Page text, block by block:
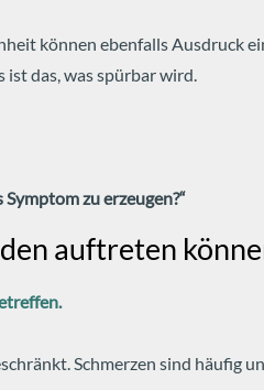
können ebenfalls Ausdruck
ist das, was spürbar wird.
zu erzeugen?“
auftreten
Schmerzen sind häufig